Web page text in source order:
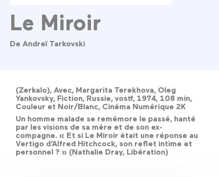
Le Miroir
De Andreï Tarkovski
(Zerkalo), Avec, Margarita Terekhova, Oleg
Yankovsky, Fiction, Russie, vostf, 1974, 108 min,
Couleur et Noir/Blanc, Cinéma Numérique 2K
Un homme malade se remémore le passé, hanté
par les visions de sa mère et de son ex-
compagne. « Et si Le Miroir était une réponse au
Vertigo d’Alfred Hitchcock, son reflet intime et
personnel ? » (Nathalie Dray, Libération)